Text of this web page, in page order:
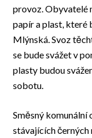
provoz. Obyvatelé
papír a plast, které
Mlýnská. Svoz
se bude svážet v
plasty budou
sobotu.
Směsný komunální
stávajících černých